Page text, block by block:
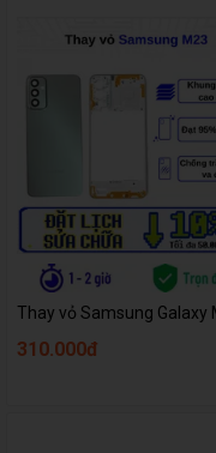
Thay vỏ Samsung Galaxy
310.000đ